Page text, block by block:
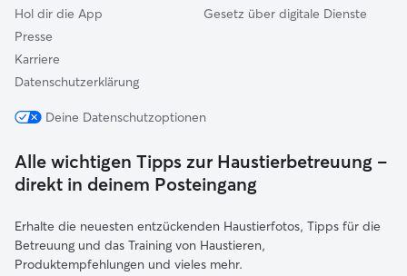
Hol dir die App
Presse
Karriere
Datenschutzerklärung
Gesetz über digitale Dienste
Deine Datenschutzoptionen
Alle wichtigen Tipps zur Haustierbetreuung –
direkt in deinem Posteingang
Erhalte die neuesten entzückenden Haustierfotos, Tipps für die
Betreuung und das Training von Haustieren,
Produktempfehlungen und vieles mehr.